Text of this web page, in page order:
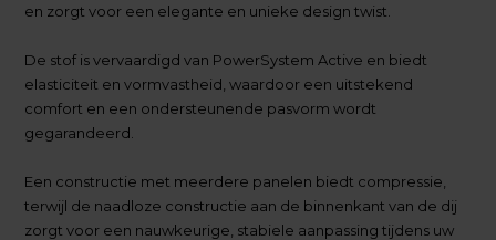
en zorgt voor een elegante en unieke design twist.
De stof is vervaardigd van PowerSystem Active en biedt
elasticiteit en vormvastheid, waardoor een uitstekend
comfort en een ondersteunende pasvorm wordt
gegarandeerd.
Een constructie met meerdere panelen biedt compressie,
terwijl de naadloze constructie aan de binnenkant van de dij
zorgt voor een nauwkeurige, stabiele aanpassing tijdens uw